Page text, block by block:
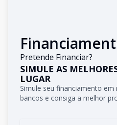
Pretende Financiar?
SIMULE AS
LUGAR
Simule seu financiamento
bancos e consiga a melhor